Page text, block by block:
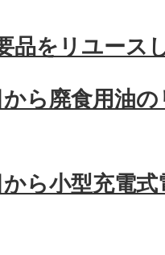
品をリユース
ら廃食用油
ら小型充電